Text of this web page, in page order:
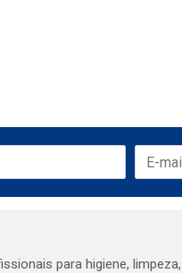
para higiene,